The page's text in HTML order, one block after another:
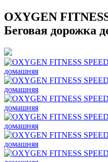
OXYGEN
Беговая дорожка